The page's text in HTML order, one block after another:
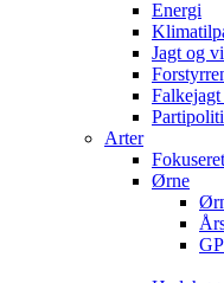
Energi
Jagt og
Arter
Ørne